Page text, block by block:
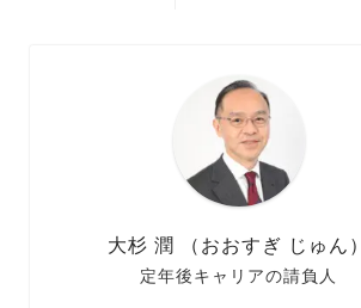
定年後キャリアの請負人
大杉 潤 （おおすぎ じゅん）